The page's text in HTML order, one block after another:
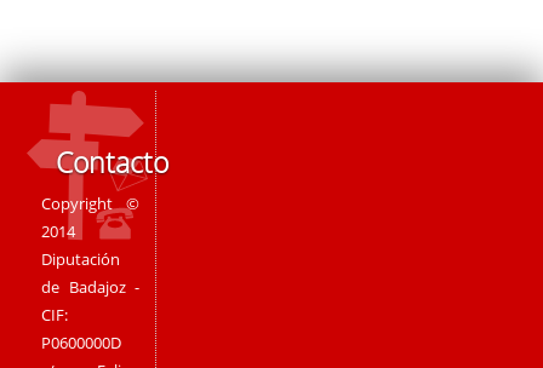
Contacto
Copyright ©
2014
Diputación
de Badajoz -
CIF:
P0600000D